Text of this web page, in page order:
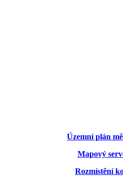
Územní plán
Mapový
Rozmístění